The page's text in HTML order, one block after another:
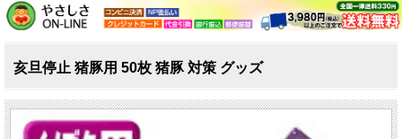
亥旦停止 猪豚用 50枚 猪豚 対策 グッズ